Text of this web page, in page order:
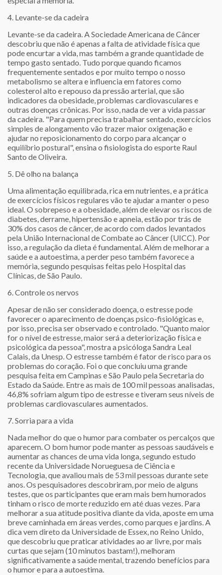
4. Levante-se da cadeira
Levante-se da cadeira. A Sociedade Americana de Câncer
descobriu que não é apenas a falta de atividade física que
pode encurtar a vida, mas também a grande quantidade de
tempo gasto sentado. Tudo porque quando ficamos
frequentemente sentados e por muito tempo o nosso
metabolismo se altera e influencia em fatores como
colesterol alto e repouso da pressão arterial, que são
indicadores da obesidade, problemas cardiovasculares e
outras doenças crônicas. Por isso, nada de ver a vida passar
da cadeira. "Para quem precisa trabalhar sentado, exercícios
simples de alongamento vão trazer maior oxigenação e
ajudar no reposicionamento do corpo para alcançar o
equilíbrio postural", ensina o fisiologista do esporte Raul
Santo de Oliveira.
5. Dê olho na balança
Uma alimentação equilibrada, rica em nutrientes, e a prática
de exercícios físicos regulares vão te ajudar a manter o peso
ideal. O sobrepeso e a obesidade, além de elevar os riscos de
diabetes, derrame, hipertensão e apneia, estão por trás de
30% dos casos de câncer, de acordo com dados levantados
pela União Internacional de Combate ao Câncer (UICC). Por
isso, a regulação da dieta é fundamental. Além de melhorar a
saúde e a autoestima, a perder peso também favorece a
memória, segundo pesquisas feitas pelo Hospital das
Clínicas, de São Paulo.
6. Controle os nervos
Apesar de não ser considerado doença, o estresse pode
favorecer o aparecimento de doenças psico-fisiológicas e,
por isso, precisa ser observado e controlado. "Quanto maior
for o nível de estresse, maior será a deteriorização física e
psicológica da pessoa", mostra a psicóloga Sandra Leal
Calais, da Unesp. O estresse também é fator de risco para os
problemas do coração. Foi o que concluiu uma grande
pesquisa feita em Campinas e São Paulo pela Secretaria do
Estado da Saúde. Entre as mais de 100 mil pessoas analisadas,
46,8% sofriam algum tipo de estresse e tiveram seus níveis de
problemas cardiovasculares aumentados.
7. Sorria para a vida
Nada melhor do que o humor para combater os percalços que
aparecem. O bom humor pode manter as pessoas saudáveis e
aumentar as chances de uma vida longa, segundo estudo
recente da Universidade Norueguesa de Ciência e
Tecnologia, que avaliou mais de 53 mil pessoas durante sete
anos. Os pesquisadores descobriram, por meio de alguns
testes, que os participantes que eram mais bem humorados
tinham o risco de morte reduzido em até duas vezes. Para
melhorar a sua atitude positiva diante da vida, aposte em uma
breve caminhada em áreas verdes, como parques e jardins. A
dica vem direto da Universidade de Essex, no Reino Unido,
que descobriu que praticar atividades ao ar livre, por mais
curtas que sejam (10 minutos bastam!), melhoram
significativamente a saúde mental, trazendo benefícios para
o humor e para a autoestima.